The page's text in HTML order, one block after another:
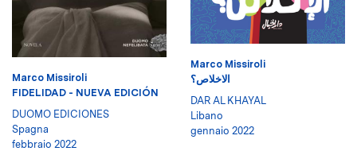
Marco Missiroli
FIDELIDAD - NUEVA EDICIÓN
DUOMO EDICIONES
Spagna
febbraio 2022
Marco Missiroli
الاخلاص؟
DAR AL KHAYAL
Libano
gennaio 2022